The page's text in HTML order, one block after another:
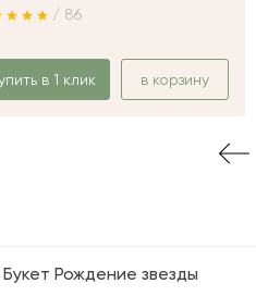
/ 86
в 1 клик в корзину
Букет Рождение звезды